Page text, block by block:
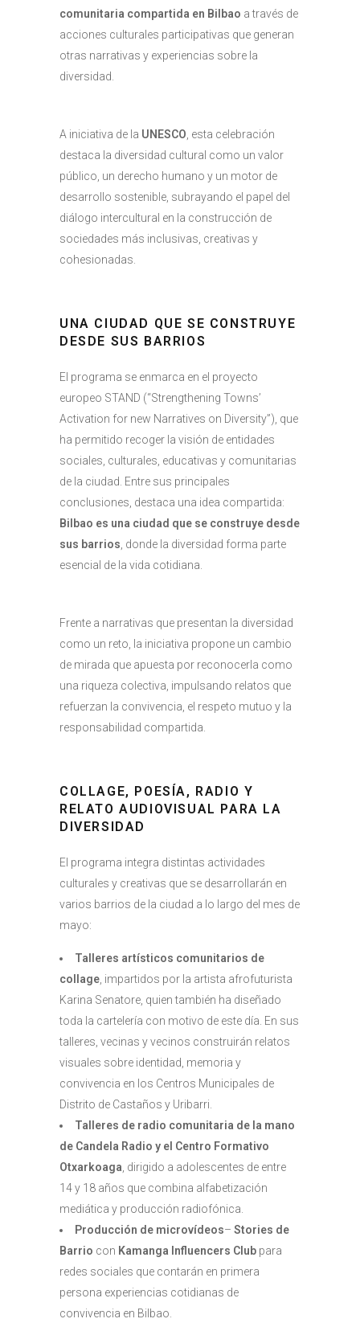
comunitaria compartida en Bilbao a través de
acciones culturales participativas que generan
otras narrativas y experiencias sobre la
diversidad.
A iniciativa de la UNESCO , esta celebración
destaca la diversidad cultural como un valor
público, un derecho humano y un motor de
desarrollo sostenible, subrayando el papel del
diálogo intercultural en la construcción de
sociedades más inclusivas, creativas y
cohesionadas.
UNA CIUDAD QUE SE CONSTRUYE
DESDE SUS BARRIOS
El programa se enmarca en el proyecto
europeo STAND (“Strengthening Towns’
Activation for new Narratives on Diversity”), que
ha permitido recoger la visión de entidades
sociales, culturales, educativas y comunitarias
de la ciudad. Entre sus principales
conclusiones, destaca una idea compartida:
Bilbao es una ciudad que se construye desde
sus barrios , donde la diversidad forma parte
esencial de la vida cotidiana.
Frente a narrativas que presentan la diversidad
como un reto, la iniciativa propone un cambio
de mirada que apuesta por reconocerla como
una riqueza colectiva, impulsando relatos que
refuerzan la convivencia, el respeto mutuo y la
responsabilidad compartida.
COLLAGE, POESÍA, RADIO Y
RELATO AUDIOVISUAL PARA LA
DIVERSIDAD
El programa integra distintas actividades
culturales y creativas que se desarrollarán en
varios barrios de la ciudad a lo largo del mes de
mayo:
Talleres artísticos comunitarios de
collage , impartidos por la artista afrofuturista
Karina Senatore, quien también ha diseñado
toda la cartelería con motivo de este día. En sus
talleres, vecinas y vecinos construirán relatos
visuales sobre identidad, memoria y
convivencia en los Centros Municipales de
Distrito de Castaños y Uribarri.
Talleres de radio comunitaria de la mano
de Candela Radio y el Centro Formativo
Otxarkoaga , dirigido a adolescentes de entre
14 y 18 años que combina alfabetización
mediática y producción radiofónica.
Producción de microvídeos– Stories de
Barrio con Kamanga Influencers Club para
redes sociales que contarán en primera
persona experiencias cotidianas de
convivencia en Bilbao.